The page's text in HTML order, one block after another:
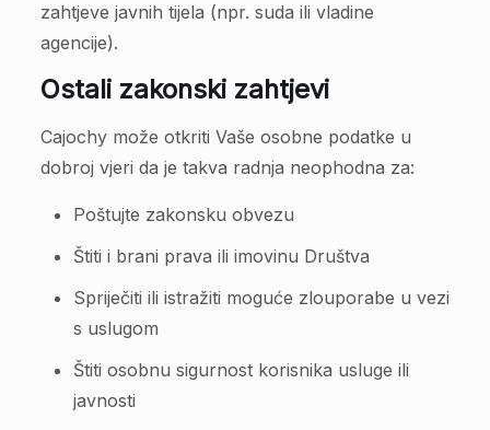
zahtjeve javnih tijela (npr. suda ili vladine
agencije).
Ostali zakonski zahtjevi
Cajochy može otkriti Vaše osobne podatke u
dobroj vjeri da je takva radnja neophodna za:
Poštujte zakonsku obvezu
Štiti i brani prava ili imovinu Društva
Spriječiti ili istražiti moguće zlouporabe u vezi
s uslugom
Štiti osobnu sigurnost korisnika usluge ili
javnosti